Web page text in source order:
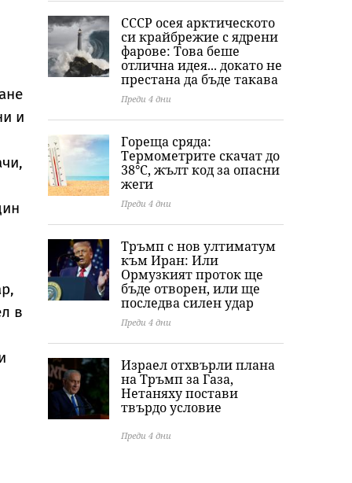
и
в
СССР осея арктическото
си крайбрежие с ядрени
фарове: Това беше
отлична идея... докато не
престана да бъде такава
Преди 4 дни
Гореща сряда:
Термометрите скачат до
38°C, жълт код за опасни
жеги
Преди 4 дни
Тръмп с нов ултиматум
към Иран: Или
Ормузкият проток ще
бъде отворен, или ще
последва силен удар
Преди 4 дни
Израел отхвърли плана
на Тръмп за Газа,
Нетаняху постави
твърдо условие
Преди 4 дни